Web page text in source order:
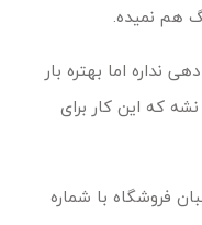
هم نمیده.
نداره اما بهتره بار
که این کار برای
فروشگاه با شماره